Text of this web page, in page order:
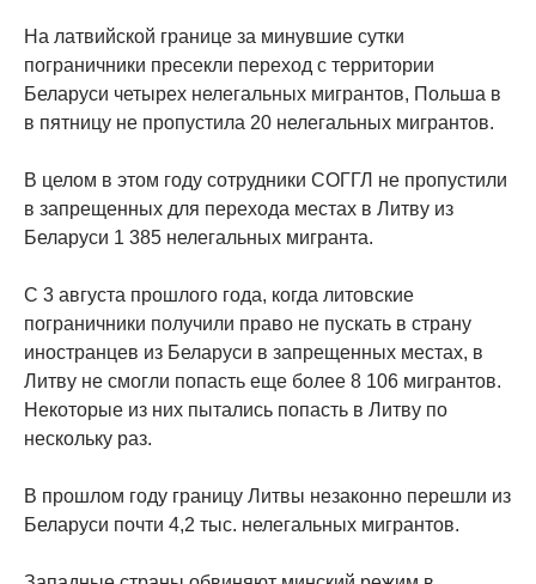
На латвийской границе за минувшие сутки
пограничники пресекли переход с территории
Беларуси четырех нелегальных мигрантов, Польша в
в пятницу не пропустила 20 нелегальных мигрантов.
В целом в этом году сотрудники СОГГЛ не пропустили
в запрещенных для перехода местах в Литву из
Беларуси 1 385 нелегальных мигранта.
С 3 августа прошлого года, когда литовские
пограничники получили право не пускать в страну
иностранцев из Беларуси в запрещенных местах, в
Литву не смогли попасть еще более 8 106 мигрантов.
Некоторые из них пытались попасть в Литву по
нескольку раз.
В прошлом году границу Литвы незаконно перешли из
Беларуси почти 4,2 тыс. нелегальных мигрантов.